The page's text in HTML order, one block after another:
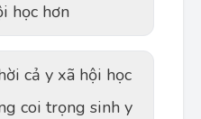
học hơn
cả y xã hội học
coi trọng sinh y